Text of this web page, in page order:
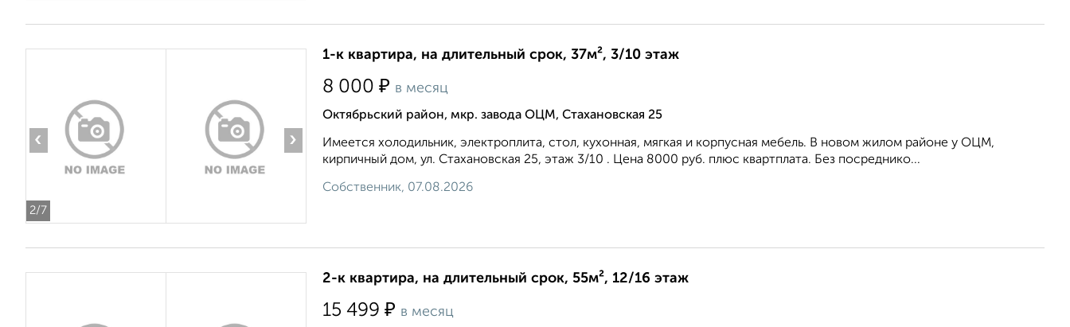
2/7
‹ ›
1-к квартира, на длительный срок, 37м², 3/10 этаж
8 000 ₽ в месяц
Октябрьский район, мкр. завода ОЦМ, Стахановская 25
Имеется холодильник, электроплита, стол, кухонная, мягкая и корпусная мебель. В новом жилом районе у ОЦМ,
кирпичный дом, ул. Стахановская 25, этаж 3/10 . Цена 8000 руб. плюс квартплата. Без посреднико...
Собственник, 07.08.2026
2-к квартира, на длительный срок, 55м², 12/16 этаж
15 499 ₽ в месяц